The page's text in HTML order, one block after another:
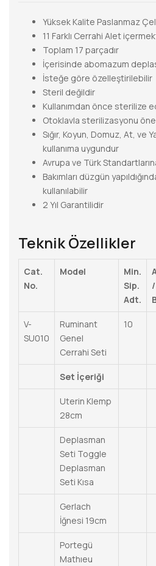
Yüksek Kalite Paslanmaz
11 Farklı Cerrahi Alet
Toplam 17 parçadır
İçerisinde abomazum
İsteğe göre özelleştirilebilir
Steril değildir
Kullanımdan önce sterilize
Otoklavla sterilizasyonu
Sığır, Koyun, Domuz, At, ve
kullanıma uygundur
Avrupa ve Türk
Bakımları düzgün
kullanılabilir
2 Yıl Garantilidir
Teknik Özellikler
Cat.
No.
Model
Min.
Sip.
Adt.
/
V-
SU010
Ruminant
Genel
Cerrahi Seti
10
Set İçeriği
Uterin Klemp
28cm
Deplasman
Seti Toggle
Deplasman
Seti Kısa
Gerlach
İğnesi 19cm
Portegü
Mathıeu